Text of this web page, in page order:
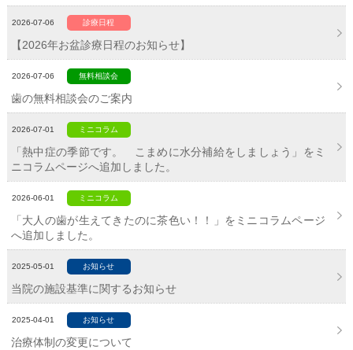
2026-07-06 診療日程
【2026年お盆診療日程のお知らせ】
2026-07-06 無料相談会
歯の無料相談会のご案内
2026-07-01 ミニコラム
「熱中症の季節です。 こまめに水分補給をしましょう」をミ
ニコラムページへ追加しました。
2026-06-01 ミニコラム
「大人の歯が生えてきたのに茶色い！！」をミニコラムページ
へ追加しました。
2025-05-01 お知らせ
当院の施設基準に関するお知らせ
2025-04-01 お知らせ
治療体制の変更について